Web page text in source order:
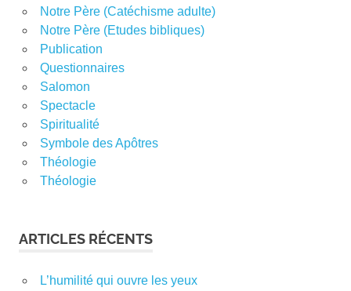
Notre Père (Catéchisme adulte)
Notre Père (Etudes bibliques)
Publication
Questionnaires
Salomon
Spectacle
Spiritualité
Symbole des Apôtres
Théologie
Théologie
ARTICLES RÉCENTS
L’humilité qui ouvre les yeux